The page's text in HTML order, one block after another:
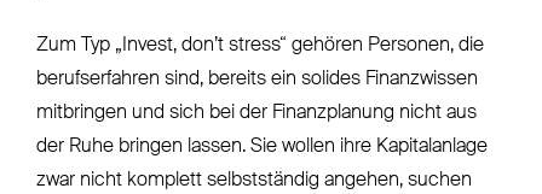
Zum Typ „Invest, don’t stress“ gehören Personen, die
berufserfahren sind, bereits ein solides Finanzwissen
mitbringen und sich bei der Finanzplanung nicht aus
der Ruhe bringen lassen. Sie wollen ihre Kapitalanlage
zwar nicht komplett selbstständig angehen, suchen